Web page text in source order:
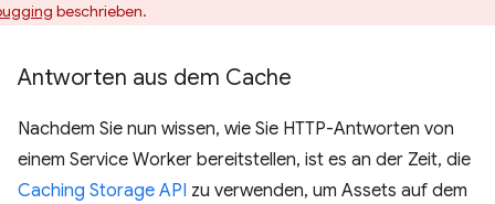
beschrieben.
Antworten aus dem Cache
Nachdem Sie nun wissen, wie Sie HTTP-Antworten von
einem Service Worker bereitstellen, ist es an der Zeit, die
Caching Storage API zu verwenden, um Assets auf dem